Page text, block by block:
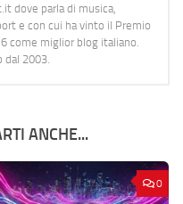
dove parla di musica,
e con cui ha vinto il Premio
come miglior blog italiano.
dal 2003.
ANCHE...
0